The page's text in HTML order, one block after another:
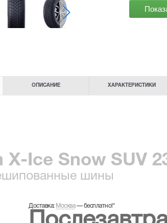
ОПИСАНИЕ ХАРАКТЕРИСТИКИ
Ice Snow SUV
шины
Доставка: Москва—бесплатно!*